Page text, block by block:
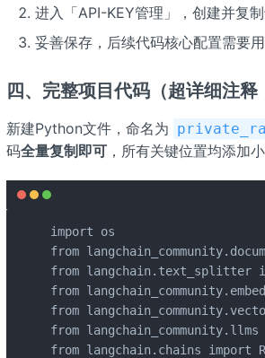
进入「API-KEY管理」，创建并复
妥善保存，后续代码核心配置需要
四、完整项目代码（超详细注释
新建Python文件，命名为
码全量复制即可，所有关键位置均添加小
import os
from
from langchain.text_splitter
from
from
from
from langchain.chains import